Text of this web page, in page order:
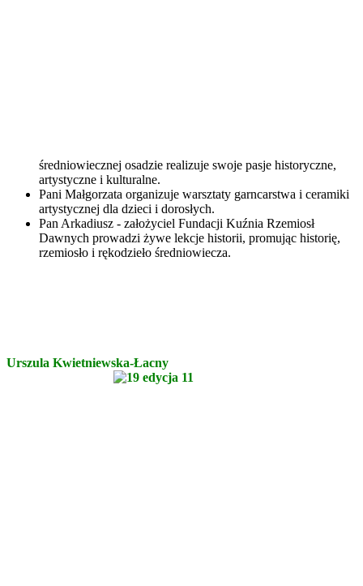
średniowiecznej osadzie realizuje swoje pasje historyczne,
artystyczne i kulturalne.
Pani Małgorzata organizuje warsztaty garncarstwa i ceramiki
artystycznej dla dzieci i dorosłych.
Pan Arkadiusz - założyciel Fundacji Kuźnia Rzemiosł
Dawnych prowadzi żywe lekcje historii, promując historię,
rzemiosło i rękodzieło średniowiecza.
Urszula Kwietniewska-Łacny